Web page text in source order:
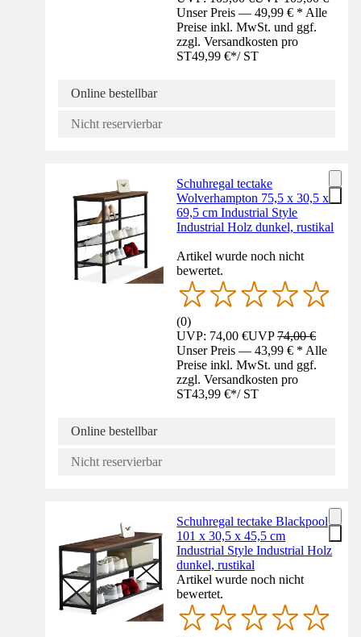
Unser Preis — 49,99 € * Alle
Preise inkl. MwSt. und ggf.
zzgl. Versandkosten pro
ST49,99 €*/ ST
Online bestellbar
Nicht reservierbar
Schuhregal tectake
Wolverhampton 75,5 x 30,5 x
69,5 cm Industrial Style
Industrial Holz dunkel, rustikal
Artikel wurde noch nicht
bewertet.
(0)
UVP: 74,00 €UVP74,00 €
Unser Preis — 43,99 € * Alle
Preise inkl. MwSt. und ggf.
zzgl. Versandkosten pro
ST43,99 €*/ ST
Online bestellbar
Nicht reservierbar
Schuhregal tectake Blackpool
101 x 30,5 x 45,5 cm
Industrial Style Industrial Holz
dunkel, rustikal
Artikel wurde noch nicht
bewertet.